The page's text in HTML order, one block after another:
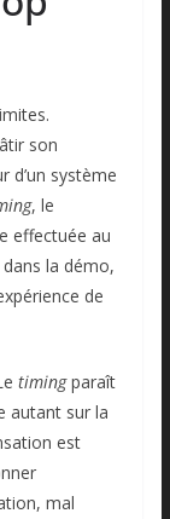
son
d’un système
, le
effectuée au
la démo,
de
timingparaît
autant sur la
est
mal